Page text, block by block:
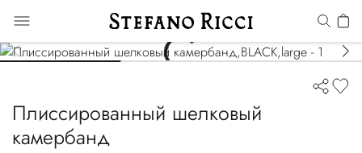
Плиссированный шелковый
камербанд